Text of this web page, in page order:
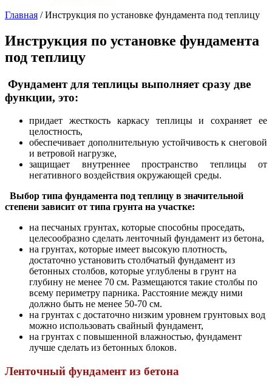
Главная /Инструкция по установке фундамента под теплицу
Инструкция по установке фундамента
под теплицу
Фундамент для теплицы выполняет сразу две
функции, это:
придает жесткость каркасу теплицы и сохраняет ее
целостность,
обеспечивает дополнительную устойчивость к снеговой
и ветровой нагрузке,
защищает внутреннее пространство теплицы от
негативного воздействия окружающей среды.
Выбор типа фундамента под теплицу в значительной
степени зависит от типа грунта на участке:
на песчаных грунтах, которые способны проседать,
целесообразно сделать ленточный фундамент из бетона,
на грунтах, которые имеет высокую плотность,
достаточно установить столбчатый фундамент из
бетонных столбов, которые углублены в грунт на
глубину не менее 70 см. Размещаются такие столбы по
всему периметру парника. Расстояние между ними
должно быть не менее 50-70 см.
на грунтах с достаточно низким уровнем грунтовых вод
можно использовать свайный фундамент,
на грунтах с повышенной влажностью, фундамент
лучше сделать из бетонных блоков.
Ленточный фундамент из бетона